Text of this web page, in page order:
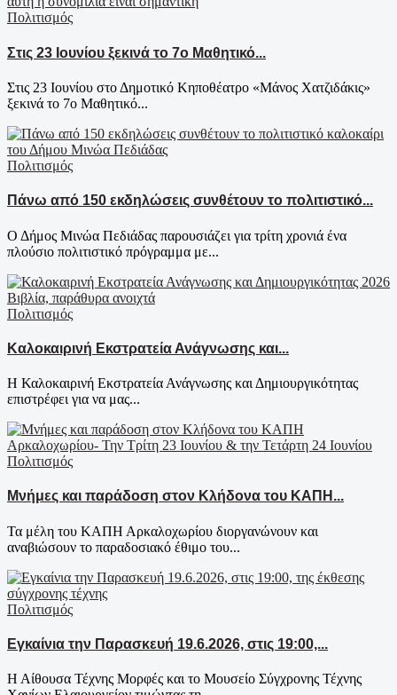
Πολιτισμός
Στις 23 Ιουνίου ξεκινά το 7ο Μαθητικό...
Στις 23 Ιουνίου στο Δημοτικό Κηποθέατρο «Μάνος Χατζιδάκις»
ξεκινά το 7ο Μαθητικό...
Πολιτισμός
Πάνω από 150 εκδηλώσεις συνθέτουν το πολιτιστικό...
Ο Δήμος Μινώα Πεδιάδας παρουσιάζει για τρίτη χρονιά ένα
πλούσιο πολιτιστικό πρόγραμμα με...
Πολιτισμός
Καλοκαιρινή Εκστρατεία Ανάγνωσης και...
Η Καλοκαιρινή Εκστρατεία Ανάγνωσης και Δημιουργικότητας
επιστρέφει για να μας...
Πολιτισμός
Μνήμες και παράδοση στον Κλήδονα του ΚΑΠΗ...
Τα μέλη του ΚΑΠΗ Αρκαλοχωρίου διοργανώνουν και
αναβιώσουν το παραδοσιακό έθιμο του...
Πολιτισμός
Εγκαίνια την Παρασκευή 19.6.2026, στις 19:00,...
Η Αίθουσα Τέχνης Μορφές και το Μουσείο Σύγχρονης Τέχνης